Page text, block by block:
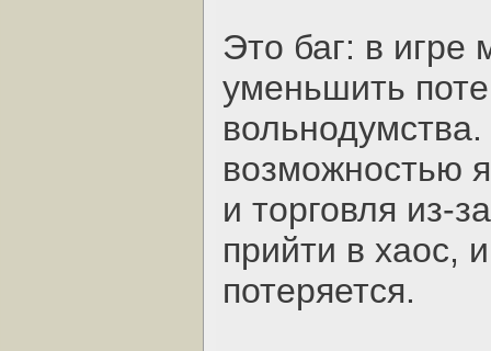
Это баг: в игре
уменьшить
возможностью
и торговля из-
прийти в хаос,
потеряется.